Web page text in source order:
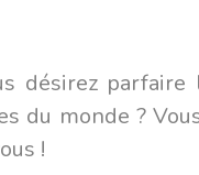
désirez parfaire
du monde ?
!